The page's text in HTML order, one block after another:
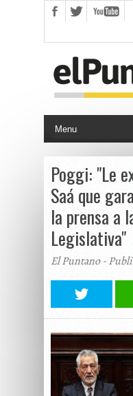
Poggi: "Le
Saá que
la prensa a
Legislativa"
El Puntano -